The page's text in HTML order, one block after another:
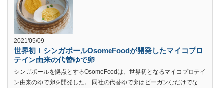
2021/05/09
世界初！シンガポールOsomeFoodが開発したマイコプロ
テイン由来の代替ゆで卵
シンガポールを拠点とするOsomeFoodは、世界初となるマイコプロテイ
ン由来のゆで卵を開発した。 同社の代替ゆで卵はビーガンなだけでな